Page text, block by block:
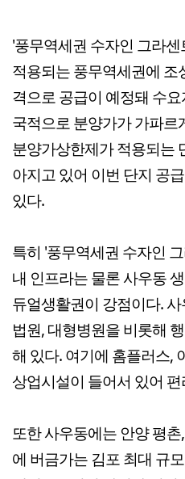
'풍무역세권 수자인 그라
적용되는 풍무역세권에
격으로 공급이 예정돼 수
국적으로 분양가가 가파르
분양가상한제가 적용되는
아지고 있어 이번 단지 공
있다.
특히 '풍무역세권 수자인
내 인프라는 물론 사우동
듀얼생활권이 강점이다.
법원, 대형병원을 비롯해
해 있다. 여기에 홈플러스,
상업시설이 들어서 있어
또한 사우동에는 안양 평
에 버금가는 김포 최대 규